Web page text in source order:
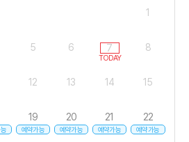
1
5 6 7 8
12 13 14 15
19
예약가능
20
예약가능
21
예약가능
22
예약가능